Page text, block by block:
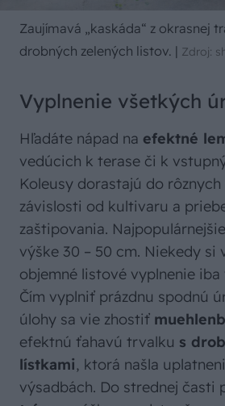
Zaujímavá „kaskáda“ z okrasnej
drobných zelených listov. | Zdroj:
Vyplnenie všetkých
Hľadáte nápad na efektné
vedúcich k terase či k
Koleusy dorastajú do rôznych
závislosti od kultivaru a
zaštipovania.
výške 30 – 50 cm. Niekedy si
objemné listové vyplnenie
Čím vyplniť prázdnu spodnú
úlohy sa vie zhostiť
efektnú ťahavú trvalku s
lístkami, ktorá našla
výsadbách. Do strednej časti